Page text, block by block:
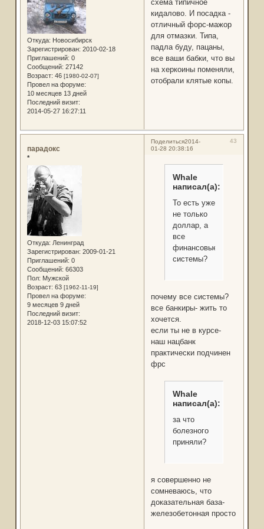
Откуда: Новосибирск
Зарегистрирован: 2010-02-18
Приглашений: 0
Сообщений: 27142
Возраст: 46 [1980-02-07]
Провел на форуме:
10 месяцев 13 дней
Последний визит:
2014-05-27 16:27:11
схема типичное
кидалово. И посадка -
отличный форс-мажор
для отмазки. Типа,
падла буду, пацаны,
все ваши бабки, что вы
на херкоины поменяли,
отобрали клятые копы.
Поделиться 43
2014-
01-28 20:38:16
парадокс
*
Откуда: Ленинград
Зарегистрирован: 2009-01-21
Приглашений: 0
Сообщений: 66303
Пол: Мужской
Возраст: 63 [1962-11-19]
Провел на форуме:
9 месяцев 9 дней
Последний визит:
2018-12-03 15:07:52
Whale
написал(а):
То есть уже
не только
доллар, а
все
финансовые
системы?
почему все системы?
все банкиры- жить то
хочется.
если ты не в курсе-
наш нацбанк
практически подчинен
фрс
Whale
написал(а):
за что
болезного
приняли?
я совершенно не
сомневаюсь, что
доказательная база-
железобетонная просто